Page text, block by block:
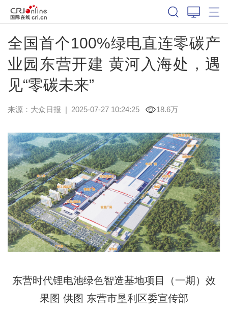
全国首个100%绿电直连零碳产
业园东营开建 黄河入海处，遇
见“零碳未来”
来源： 大众日报 | 2025-07-27 10:24:25 18.6万
东营时代锂电池绿色智造基地项目（一期）效
果图 供图 东营市垦利区委宣传部